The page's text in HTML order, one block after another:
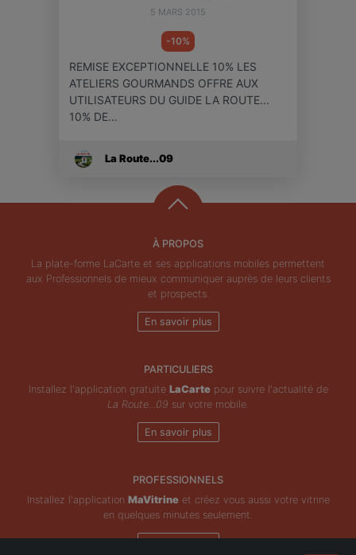
5 MARS 2015
-10%
REMISE EXCEPTIONNELLE 10% LES
ATELIERS GOURMANDS OFFRE AUX
UTILISATEURS DU GUIDE LA ROUTE...
10% DE…
La Route...09
À PROPOS
La plate-forme LaCarte et ses applications mobiles permettent
aux Professionnels de mieux communiquer auprès de leurs clients
et prospects.
En savoir plus
PARTICULIERS
Installez l'application gratuite LaCartepour suivre l'actualité de
La Route...09 sur votre mobile.
En savoir plus
PROFESSIONNELS
Installez l'application MaVitrineet créez vous aussi votre vitrine
en quelques minutes seulement.
En savoir plus